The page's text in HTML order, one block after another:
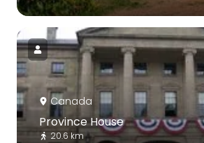
Canada
Province House
20.6 km